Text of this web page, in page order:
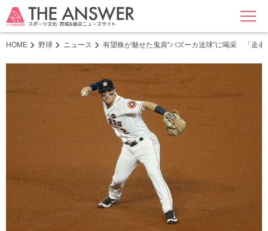
MENU
HOME 野球 ニュース 有望株が魅せた鬼肩“バズーカ送球”に喝采 「走